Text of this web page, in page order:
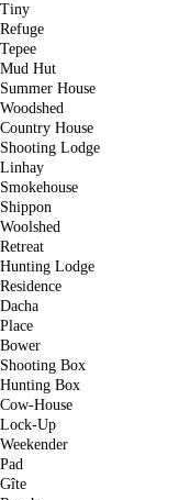
Tiny
Refuge
Tepee
Mud Hut
Summer House
Woodshed
Country House
Shooting Lodge
Linhay
Smokehouse
Shippon
Woolshed
Retreat
Hunting Lodge
Residence
Dacha
Place
Bower
Shooting Box
Hunting Box
Cow-House
Lock-Up
Weekender
Pad
Gîte